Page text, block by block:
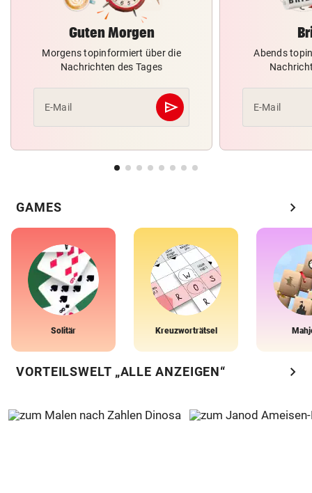
Guten Morgen
Morgens topinformiert über die
Nachrichten des Tages
E-Mail send
Abschicken
Abends
E-Mail
GAMES chevron_right
Solitär Kreuzworträtsel
VORTEILSWELT „ALLE ANZEIGEN“ chevron_right